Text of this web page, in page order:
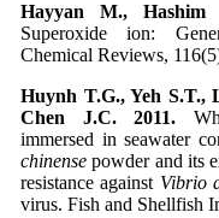
Hayyan M.,
Superoxide ion:
Chemical Reviews,
Huynh T.G., Yeh S.T.,
Chen J.C. 2011.
immersed in seawater
chinense powder and its
resistance against Vibrio
virus. Fish and Shellfish